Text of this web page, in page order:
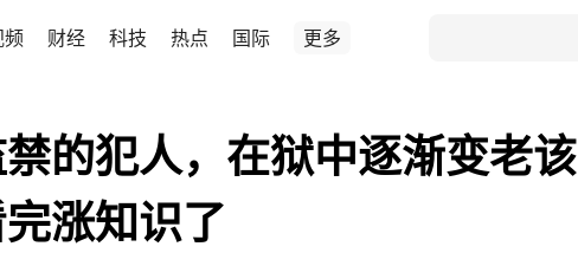
频 财经 科技 热点 国际 更多
的犯人，在狱中逐渐变老该
涨知识了